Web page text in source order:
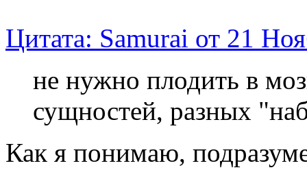
Цитата: Samurai от 21
не нужно плодить в
сущностей, разных
Как я понимаю,